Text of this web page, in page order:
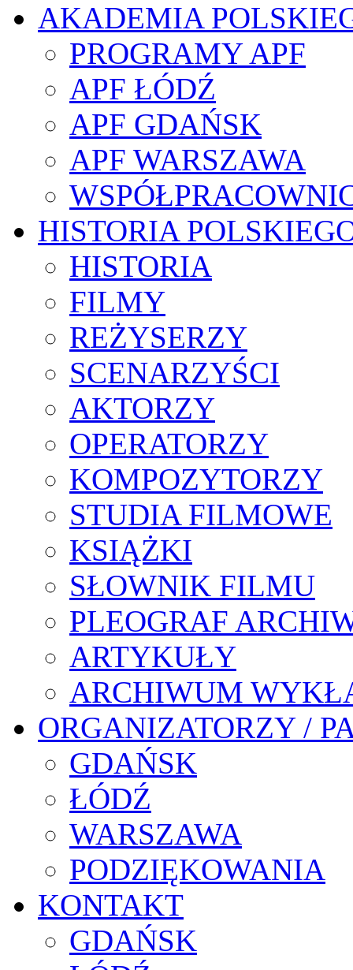
AKADEMIA
PROGRAMY APF
APF ŁÓDŹ
APF GDAŃSK
APF WARSZAWA
HISTORIA
HISTORIA
FILMY
REŻYSERZY
SCENARZYŚCI
AKTORZY
OPERATORZY
KOMPOZYTORZY
STUDIA FILMOWE
KSIĄŻKI
SŁOWNIK FILMU
PLEOGRAF
ARTYKUŁY
ARCHIWUM
ORGANIZATORZY /
GDAŃSK
ŁÓDŹ
WARSZAWA
PODZIĘKOWANIA
KONTAKT
GDAŃSK